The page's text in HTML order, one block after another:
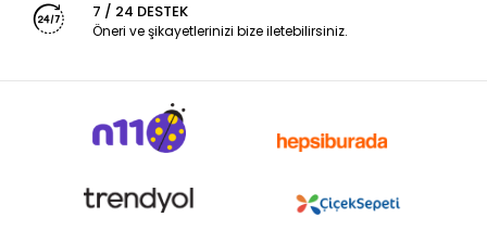
7 / 24 DESTEK
Öneri ve şikayetlerinizi bize iletebilirsiniz.